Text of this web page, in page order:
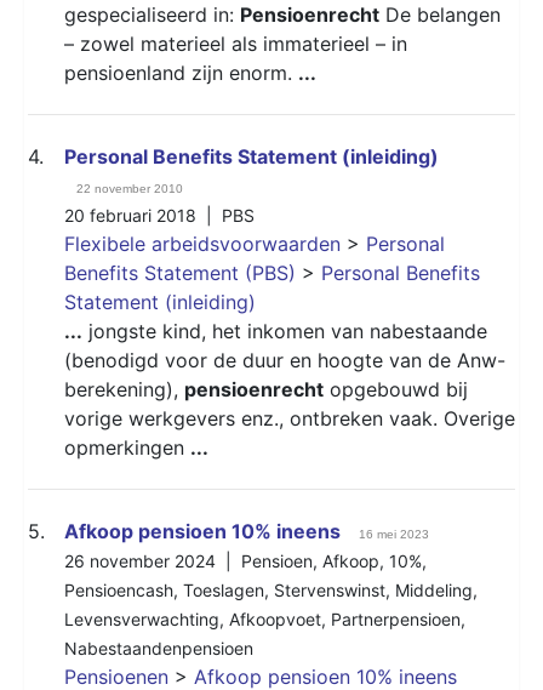
gespecialiseerd in: Pensioenrecht De belangen
– zowel materieel als immaterieel – in
pensioenland zijn enorm. ...
4. Personal Benefits Statement (inleiding)
22 november 2010
20 februari 2018 | PBS
Flexibele arbeidsvoorwaarden > Personal
Benefits Statement (PBS) > Personal Benefits
Statement (inleiding)
... jongste kind, het inkomen van nabestaande
(benodigd voor de duur en hoogte van de Anw-
berekening), pensioenrecht opgebouwd bij
vorige werkgevers enz., ontbreken vaak. Overige
opmerkingen ...
5. Afkoop pensioen 10% ineens 16 mei 2023
26 november 2024 | Pensioen, Afkoop, 10%,
Pensioencash, Toeslagen, Stervenswinst, Middeling,
Levensverwachting, Afkoopvoet, Partnerpensioen,
Nabestaandenpensioen
Pensioenen > Afkoop pensioen 10% ineens